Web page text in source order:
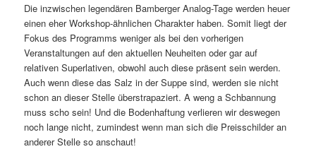
Die inzwischen legendären Bamberger Analog-Tage werden heuer
einen eher Workshop-ähnlichen Charakter haben. Somit liegt der
Fokus des Programms weniger als bei den vorherigen
Veranstaltungen auf den aktuellen Neuheiten oder gar auf
relativen Superlativen, obwohl auch diese präsent sein werden.
Auch wenn diese das Salz in der Suppe sind, werden sie nicht
schon an dieser Stelle überstrapaziert. A weng a Schbannung
muss scho sein! Und die Bodenhaftung verlieren wir deswegen
noch lange nicht, zumindest wenn man sich die Preisschilder an
anderer Stelle so anschaut!